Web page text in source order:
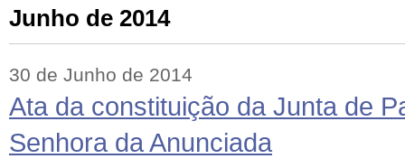
Junho de 2014
30 de Junho de 2014
Ata da constituição da Junta de
Senhora da Anunciada